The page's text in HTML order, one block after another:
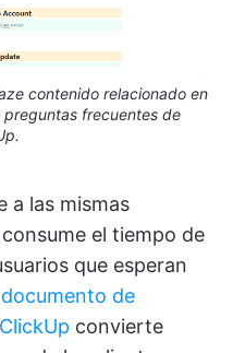
contenido relacionado en
frecuentes de
a las mismas
el tiempo de
que esperan
de
convierte